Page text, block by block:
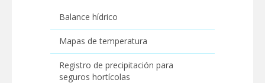
Balance hídrico
Mapas de temperatura
Registro de precipitación para
seguros hortícolas